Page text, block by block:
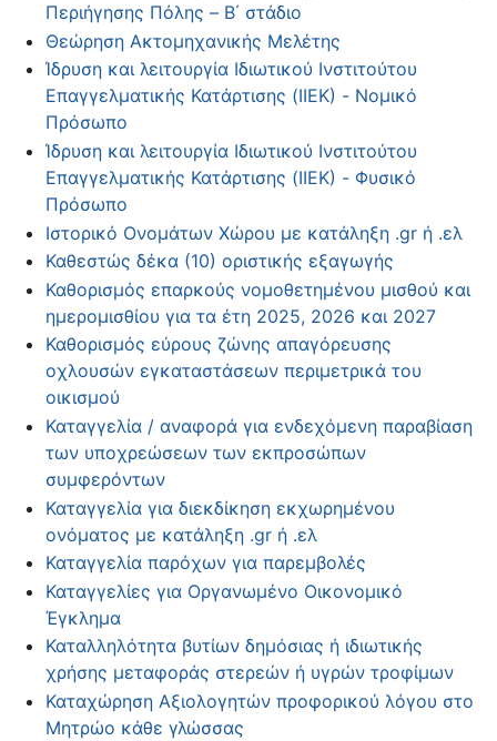
Περιήγησης Πόλης – Β΄ στάδιο
Θεώρηση Ακτομηχανικής Μελέτης
Ίδρυση και λειτουργία Ιδιωτικού Ινστιτούτου
Επαγγελματικής Κατάρτισης (ΙΙΕΚ) - Νομικό
Πρόσωπο
Ίδρυση και λειτουργία Ιδιωτικού Ινστιτούτου
Επαγγελματικής Κατάρτισης (ΙΙΕΚ) - Φυσικό
Πρόσωπο
Ιστορικό Ονομάτων Χώρου με κατάληξη .gr ή .ελ
Καθεστώς δέκα (10) οριστικής εξαγωγής
Καθορισμός επαρκούς νομοθετημένου μισθού και
ημερομισθίου για τα έτη 2025, 2026 και 2027
Καθορισμός εύρους ζώνης απαγόρευσης
οχλουσών εγκαταστάσεων περιμετρικά του
οικισμού
Καταγγελία / αναφορά για ενδεχόμενη παραβίαση
των υποχρεώσεων των εκπροσώπων
συμφερόντων
Καταγγελία για διεκδίκηση εκχωρημένου
ονόματος με κατάληξη .gr ή .ελ
Καταγγελία παρόχων για παρεμβολές
Καταγγελίες για Οργανωμένο Οικονομικό
Έγκλημα
Καταλληλότητα βυτίων δημόσιας ή ιδιωτικής
χρήσης μεταφοράς στερεών ή υγρών τροφίμων
Καταχώρηση Αξιολογητών προφορικού λόγου στο
Μητρώο κάθε γλώσσας